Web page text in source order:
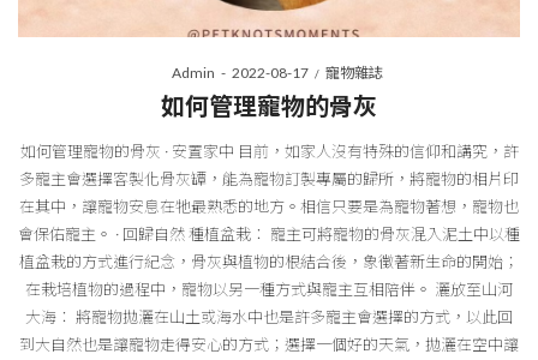
ByAdmin
Posted
on
2022-08-17
Posted
in
寵物雜誌
如何管理寵物的骨灰
如何管理寵物的骨灰 · 安置家中 目前，如家人沒有特殊的信仰和講究，許
多寵主會選擇客製化骨灰罈，能為寵物訂製專屬的歸所，將寵物的相片印
在其中，讓寵物安息在牠最熟悉的地方。相信只要是為寵物著想，寵物也
會保佑寵主。 · 回歸自然 種植盆栽： 寵主可將寵物的骨灰混入泥土中以種
植盆栽的方式進行紀念，骨灰與植物的根結合後，象徵著新生命的開始；
在栽培植物的過程中，寵物以另一種方式與寵主互相陪伴。 灑放至山河
大海： 將寵物拋灑在山土或海水中也是許多寵主會選擇的方式，以此回
到大自然也是讓寵物走得安心的方式；選擇一個好的天氣，拋灑在空中讓